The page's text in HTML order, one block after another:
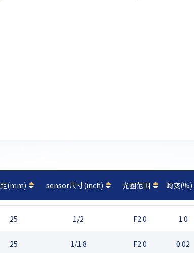
(mm) sensor尺寸(inch) 光圈范围 畸变(%)
25 1/2 F2.0 1.0
25 1/1.8 F2.0 0.02